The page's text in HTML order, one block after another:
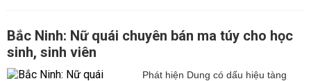
Bắc Ninh: Nữ quái chuyên bán ma túy cho học
sinh, sinh viên
Phát hiện Dung có dấu hiệu tàng